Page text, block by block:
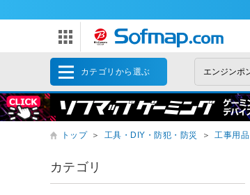
カテゴリから選ぶ
トップ ＞ 工具・DIY・防犯・防災 ＞ 工事用品
カテゴリ